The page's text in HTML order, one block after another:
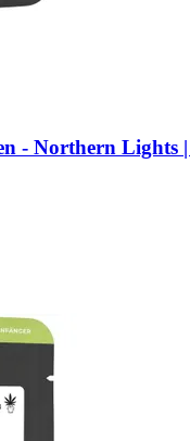
-​ Northern Lights